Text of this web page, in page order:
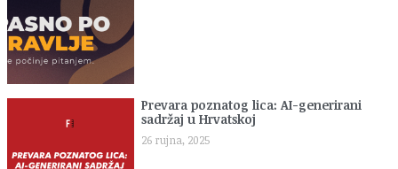
Prevara poznatog lica: AI-generirani
sadržaj u Hrvatskoj
26 rujna, 2025